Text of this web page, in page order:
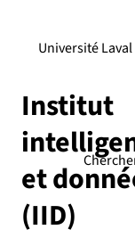
Institut
et
(IID)
Université Laval